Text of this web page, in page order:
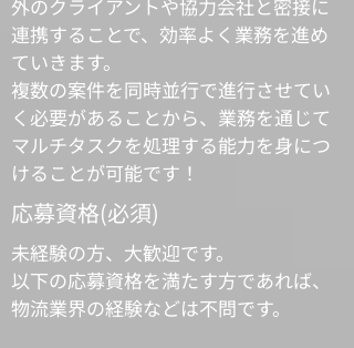
外のクライアントや協力会社と密接に
連携することで、効率よく業務を進め
ていきます。
複数の案件を同時並行で進行させてい
く必要があることから、業務を通じて
マルチタスクを処理する能力を身につ
けることが可能です！
​応募資格(必須)
未経験の方、大歓迎です。
以下の応募資格を満たす方であれば、
物流業界の経験などは不問です。